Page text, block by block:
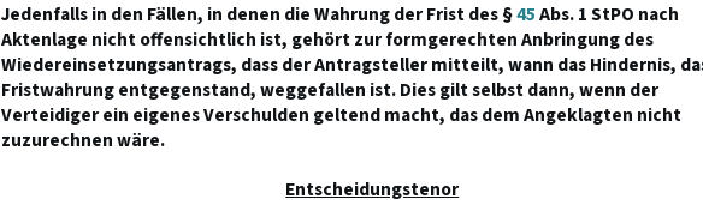
Jedenfalls in den Fällen, in denen die Wahrung der Frist des §45Abs. 1 StPO nach
Aktenlage nicht offensichtlich ist, gehört zur formgerechten Anbringung des
Wiedereinsetzungsantrags, dass der Antragsteller mitteilt, wann das Hindernis,
Fristwahrung entgegenstand, weggefallen ist. Dies gilt selbst dann, wenn der
Verteidiger ein eigenes Verschulden geltend macht, das dem Angeklagten nicht
zuzurechnen wäre.
Entscheidungstenor